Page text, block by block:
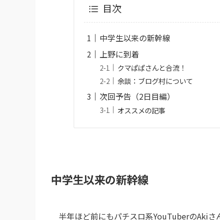
目次
中学生以来の新幹線
上野に到着
クマぱぱさんと合流！
余談：ブログ村について
次回予告（2日目編）
オススメの記事
中学生以来の新幹線
半年ほど前にもパチスロ系YouTuberのAki